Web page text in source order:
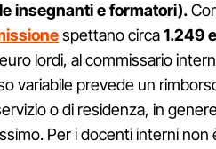
insegnanti e formatori).
spettano circa1.249
euro lordi, al commissario
variabile prevede un
o di residenza, in
Per i docenti interni non